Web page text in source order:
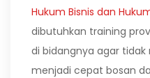
Hukum Bisnis dan
dibutuhkan training
di bidangnya agar
menjadi cepat bosan